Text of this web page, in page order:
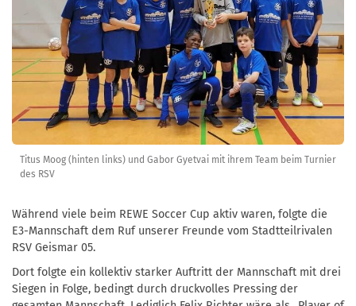
Titus Moog (hinten links) und Gabor Gyetvai mit ihrem Team beim Turnier
des RSV
Während viele beim REWE Soccer Cup aktiv waren, folgte die
E3-Mannschaft dem Ruf unserer Freunde vom Stadtteilrivalen
RSV Geismar 05.
Dort folgte ein kollektiv starker Auftritt der Mannschaft mit drei
Siegen in Folge, bedingt durch druckvolles Pressing der